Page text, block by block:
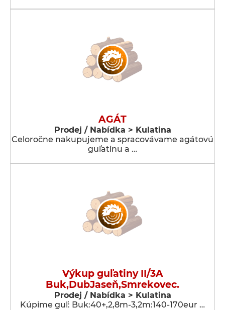
AGÁT
Prodej / Nabídka > Kulatina
Celoročne nakupujeme a spracovávame agátovú
guľatinu a …
Výkup guľatiny II/3A
Buk,DubJaseň,Smrekovec.
Prodej / Nabídka > Kulatina
Kúpime guľ: Buk:40+,2,8m-3,2m:140-170eur …